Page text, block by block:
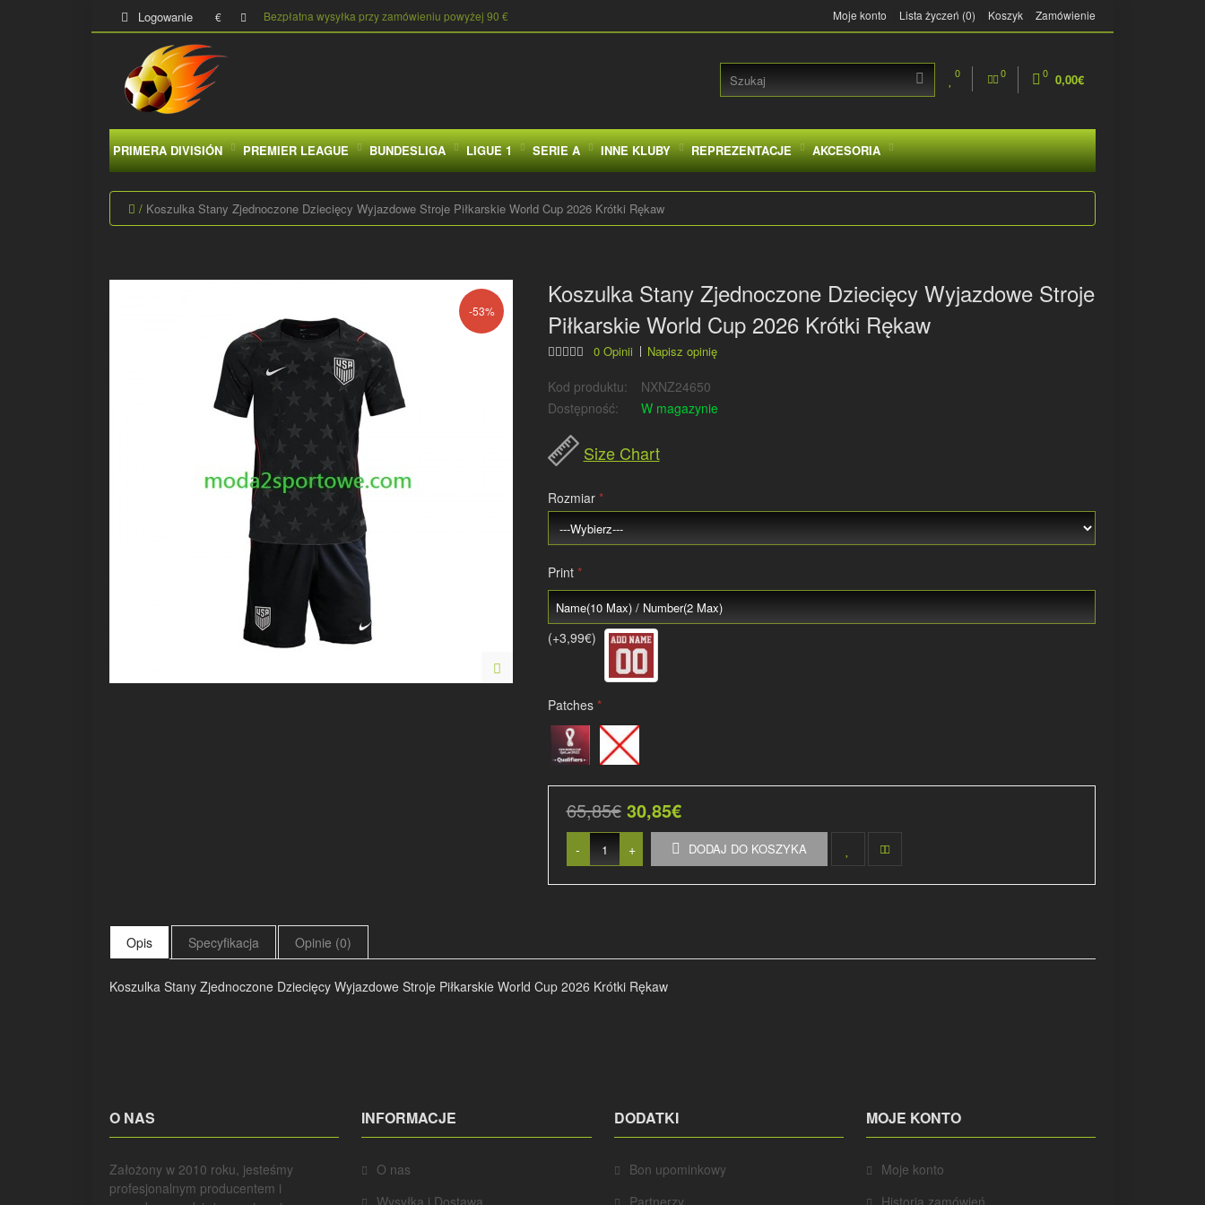
Logowanie € Bezpłatna wysyłka przy zamówieniu powyżej 90 € Moje konto Lista życzeń (0) Koszyk Zamówienie
0 0 0 0,00€
PRIMERA DIVISIÓN PREMIER LEAGUE BUNDESLIGA LIGUE 1 SERIE A INNE KLUBY REPREZENTACJE AKCESORIA
Koszulka Stany Zjednoczone Dziecięcy Wyjazdowe Stroje Piłkarskie World Cup 2026 Krótki Rękaw
-53%
Koszulka Stany Zjednoczone Dziecięcy Wyjazdowe Stroje
Piłkarskie World Cup 2026 Krótki Rękaw
0 Opinii Napisz opinię
Kod produktu:
NXNZ24650
Dostępność:
W magazynie
Size Chart
Rozmiar
Print
(+3,99€)
Patches
65,85€ 30,85€
- + DODAJ DO KOSZYKA
Opis Specyfikacja Opinie (0)
Koszulka Stany Zjednoczone Dziecięcy Wyjazdowe Stroje Piłkarskie World Cup 2026 Krótki Rękaw
O NAS
Założony w 2010 roku, jesteśmy
profesjonalnym producentem i
INFORMACJE
O nas
Wysyłka i Dostawa
DODATKI
Bon upominkowy
Partnerzy
MOJE KONTO
Moje konto
Historia zamówień